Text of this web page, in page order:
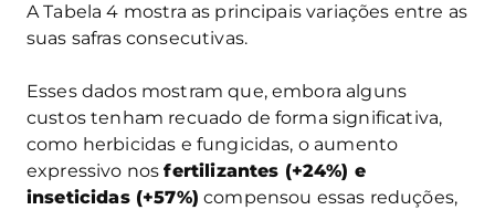
A Tabela 4 mostra as principais variações entre as
suas safras consecutivas.
Esses dados mostram que, embora alguns
custos tenham recuado de forma significativa,
como herbicidas e fungicidas, o aumento
expressivo nosfertilizantes (+24%) e
inseticidas (+57%) compensou essas reduções,